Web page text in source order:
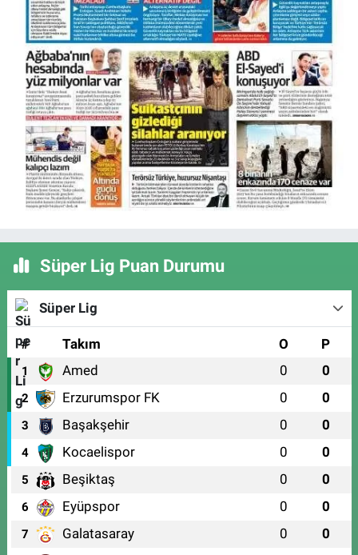
Süper Lig Puan Durumu
Süper Lig
# Takım O P
1 Amed 0 0
2 Erzurumspor FK 0 0
3 Başakşehir 0 0
4 Kocaelispor 0 0
5 Beşiktaş 0 0
6 Eyüpspor 0 0
7 Galatasaray 0 0